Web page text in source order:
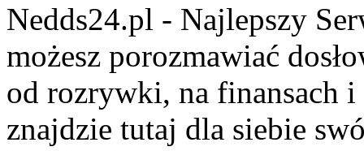
Nedds24.pl - Najlepszy
możesz porozmawiać
od rozrywki, na finansach
znajdzie tutaj dla siebie